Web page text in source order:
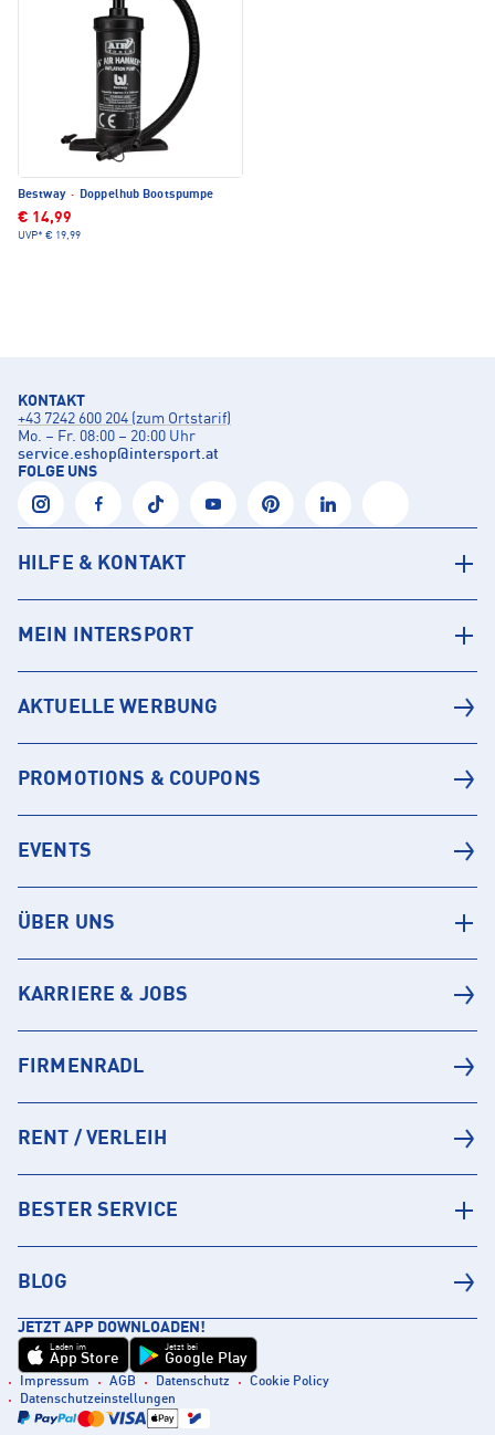
Bestway · Doppelhub Bootspumpe
€ 14,99
UVP* € 19,99
KONTAKT
+43 7242 600 204 (zum Ortstarif)
Mo. – Fr. 08:00 – 20:00 Uhr
service.eshop@intersport.at
FOLGE UNS
HILFE & KONTAKT
MEIN INTERSPORT
AKTUELLE WERBUNG
PROMOTIONS & COUPONS
EVENTS
ÜBER UNS
KARRIERE & JOBS
FIRMENRADL
RENT / VERLEIH
BESTER SERVICE
BLOG
JETZT APP DOWNLOADEN!
Laden im
App Store
Jetzt bei
Google Play
Impressum AGB Datenschutz
Cookie Policy
Datenschutzeinstellungen